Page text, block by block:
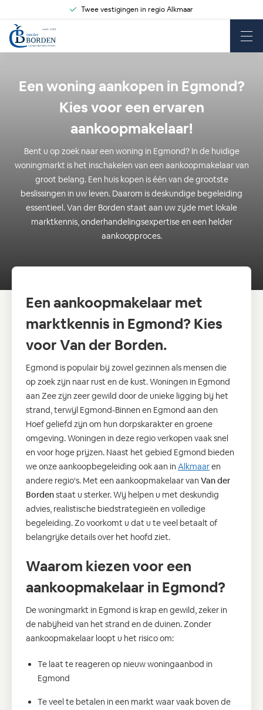
Twee vestigingen in regio Alkmaar
Een woning aankopen in Egmond?
Kies voor een ervaren
aankoopmakelaar!
Bent u op zoek naar een woning in Egmond? In de huidige
woningmarkt is het inschakelen van een aankoopmakelaar van
groot belang. Een huis kopen is één van de grootste
beslissingen in uw leven. Daarom is deskundige begeleiding
essentieel. Van der Borden staat aan uw zijde met lokale
marktkennis, onderhandelingsexpertise en een helder
aankoopproces.
Een aankoopmakelaar met
marktkennis in Egmond? Kies
voor Van der Borden.
Egmond is populair bij zowel gezinnen als mensen die
op zoek zijn naar rust en de kust. Woningen in Egmond
aan Zee zijn zeer gewild door de unieke ligging bij het
strand, terwijl Egmond-Binnen en Egmond aan den
Hoef geliefd zijn om hun dorpskarakter en groene
omgeving. Woningen in deze regio verkopen vaak snel
en voor hoge prijzen. Naast het gebied Egmond bieden
we onze aankoopbegeleiding ook aan in Alkmaaren
andere regio's. Met een aankoopmakelaar van Van der
Bordenstaat u sterker. Wij helpen u met deskundig
advies, realistische biedstrategieën en volledige
begeleiding. Zo voorkomt u dat u te veel betaalt of
belangrijke details over het hoofd ziet.
Waarom kiezen voor een
aankoopmakelaar in Egmond?
De woningmarkt in Egmond is krap en gewild, zeker in
de nabijheid van het strand en de duinen. Zonder
aankoopmakelaar loopt u het risico om:
Te laat te reageren op nieuw woningaanbod in
Egmond
Te veel te betalen in een markt waar vaak boven de